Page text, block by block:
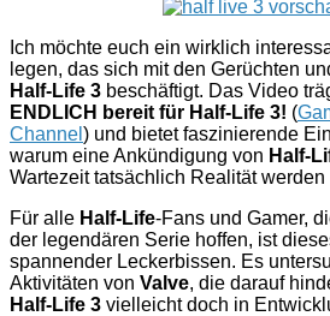
Ich möchte euch ein wirklich
legen, das sich mit den Gerüchten
Half-Life 3 beschäftigt. Das Video
ENDLICH bereit für Half-Life 3! (
Channel ) und bietet faszinierende
warum eine Ankündigung von Half-
Wartezeit tatsächlich Realität werden
Für alle Half-Life-Fans und Gamer,
der legendären Serie hoffen, ist
spannender Leckerbissen. Es
Aktivitäten von Valve, die darauf
Half-Life 3 vielleicht doch in